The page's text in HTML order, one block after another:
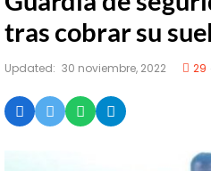
tras cobrar su
Updated: 30 noviembre, 2022 29